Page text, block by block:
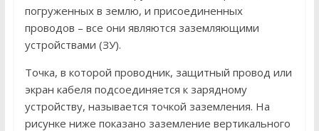
погруженных в землю, и присоединенных
проводов – все они являются заземляющими
устройствами (ЗУ).
Точка, в которой проводник, защитный провод или
экран кабеля подсоединяется к зарядному
устройству, называется точкой заземления. На
рисунке ниже показано заземление вертикального